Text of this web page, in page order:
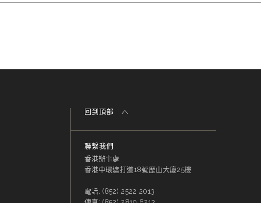
回到頂部
聯繫我們
香港辦事處
香港中環遮打道18號歷山大廈25樓
電話: (852) 2522 2013